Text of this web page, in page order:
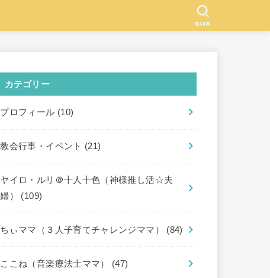
SEARCH
カテゴリー
プロフィール (10)
教会行事・イベント (21)
ヤイロ・ルリ＠十人十色（神様推し活☆夫
婦） (109)
ちぃママ（３人子育てチャレンジママ） (84)
ここね（音楽療法士ママ） (47)